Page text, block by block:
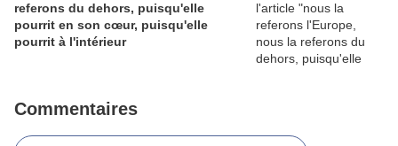
referons du dehors, puisqu'elle
pourrit en son cœur, puisqu'elle
pourrit à l'intérieur
Commentaires